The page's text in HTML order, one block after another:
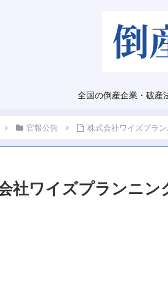
全国の倒産企業・破産
官報公告 株式会社ワイズプラ
社ワイズプランニン